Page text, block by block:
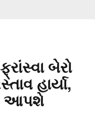
બેરો
હાર્યા,
આપશે